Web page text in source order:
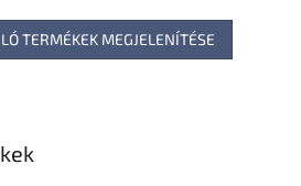
TERMÉKEK MEGJELENÍTÉSE